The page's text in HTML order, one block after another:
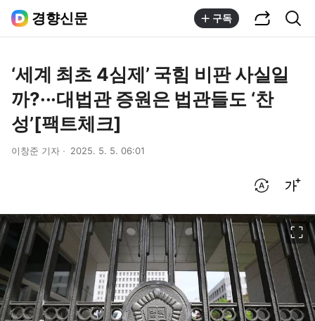
경향신문 구독
‘세계 최초 4심제’ 국힘 비판 사실일
까?···대법관 증원은 법관들도 ‘찬
성’[팩트체크]
이창준 기자 2025. 5. 5. 06:01